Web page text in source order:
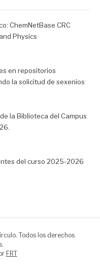
ChemNetBase CRC
Physics
en repositorios
la solicitud de sexenios
la Biblioteca del Campus
del curso 2025-2026
Todos los derechos
FRT